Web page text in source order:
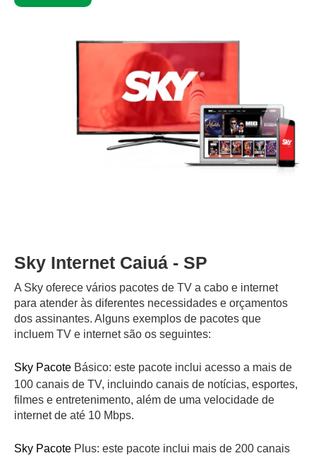
Sky Internet Caiuá - SP
A Sky oferece vários pacotes de TV a cabo e internet
para atender às diferentes necessidades e orçamentos
dos assinantes. Alguns exemplos de pacotes que
incluem TV e internet são os seguintes:
Sky Pacote Básico: este pacote inclui acesso a mais de
100 canais de TV, incluindo canais de notícias, esportes,
filmes e entretenimento, além de uma velocidade de
internet de até 10 Mbps.
Sky Pacote Plus: este pacote inclui mais de 200 canais